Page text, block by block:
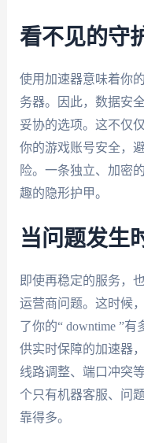
看不见的守
使用加速器意味着你
务器。因此，数据安
妥协的选项。这不仅
你的游戏账号安全，
险。一条独立、加密
趣的隐形护甲。
当问题发生
即使再稳定的服务，
运营商问题。这时候
了你的“ downtime ”
供实时保障的加速器
线路调整、端口冲突
个只有机器客服、问
靠得多。